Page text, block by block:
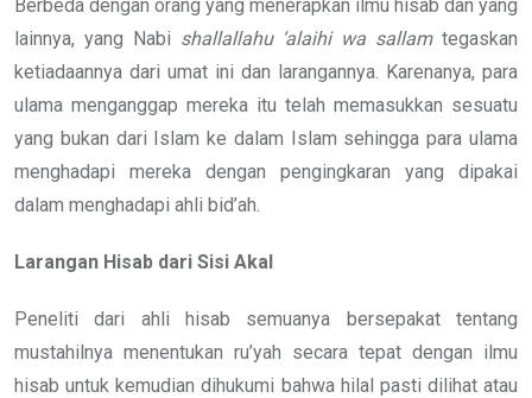
Berbeda dengan orang yang menerapkan ilmu hisab dan yang
lainnya, yang Nabi shallallahu ‘alaihi wa sallamtegaskan
ketiadaannya dari umat ini dan larangannya. Karenanya, para
ulama menganggap mereka itu telah memasukkan sesuatu
yang bukan dari Islam ke dalam Islam sehingga para ulama
menghadapi mereka dengan pengingkaran yang dipakai
dalam menghadapi ahli bid’ah.
Larangan Hisab dari Sisi Akal
Peneliti dari ahli hisab semuanya bersepakat tentang
mustahilnya menentukan ru’yah secara tepat dengan ilmu
hisab untuk kemudian dihukumi bahwa hilal pasti dilihat atau